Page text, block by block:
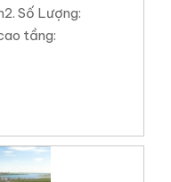
Số Lượng:
tầng: